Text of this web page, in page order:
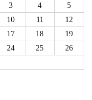
3 4
5
10 11
12
17 18
19
24 25
26